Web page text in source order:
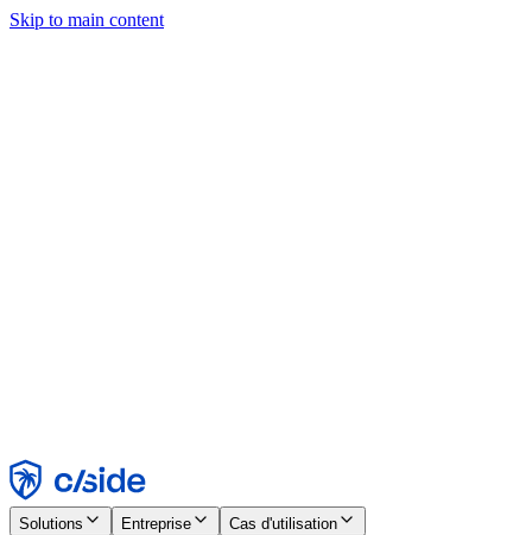
Skip to main content
Rejeter
Solutions Entreprise Cas d'utilisation